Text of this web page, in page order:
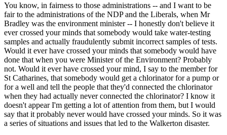
You know, in fairness to those administrations -- and I want to be
fair to the administrations of the NDP and the Liberals, when Mr
Bradley was the environment minister -- I honestly don't believe it
ever crossed your minds that somebody would take water-testing
samples and actually fraudulently submit incorrect samples of tests.
Would it ever have crossed your minds that somebody would have
done that when you were Minister of the Environment? Probably
not. Would it ever have crossed your mind, I say to the member for
St Catharines, that somebody would get a chlorinator for a pump or
for a well and tell the people that they'd connected the chlorinator
when they had actually never connected the chlorinator? I know it
doesn't appear I'm getting a lot of attention from them, but I would
say that it probably never would have crossed your minds. So it was
a series of situations and issues that led to the Walkerton disaster.